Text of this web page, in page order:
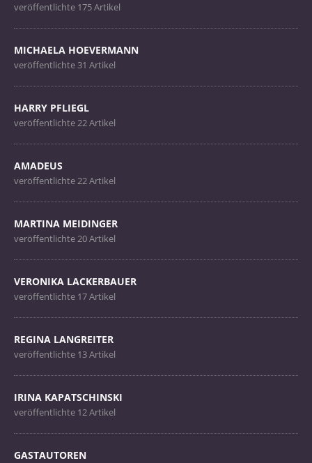
veröffentlichte 175 Artikel
MICHAELA HOEVERMANN
veröffentlichte 31 Artikel
HARRY PFLIEGL
veröffentlichte 22 Artikel
AMADEUS
veröffentlichte 22 Artikel
MARTINA MEIDINGER
veröffentlichte 20 Artikel
VERONIKA LACKERBAUER
veröffentlichte 17 Artikel
REGINA LANGREITER
veröffentlichte 13 Artikel
IRINA KAPATSCHINSKI
veröffentlichte 12 Artikel
GASTAUTOREN